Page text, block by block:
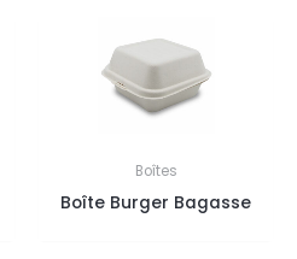
Boîtes
Boîte Burger Bagasse